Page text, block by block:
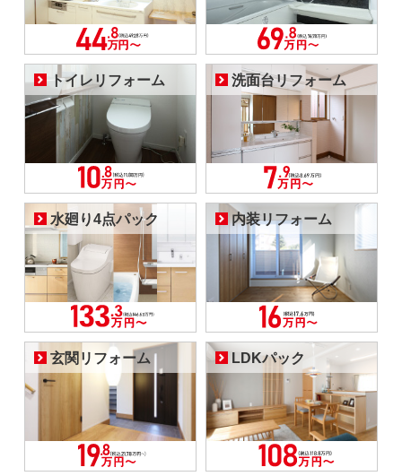
トイレリフォーム 洗面台リフォーム
水廻り4点パック 内装リフォーム
玄関リフォーム LDKパック